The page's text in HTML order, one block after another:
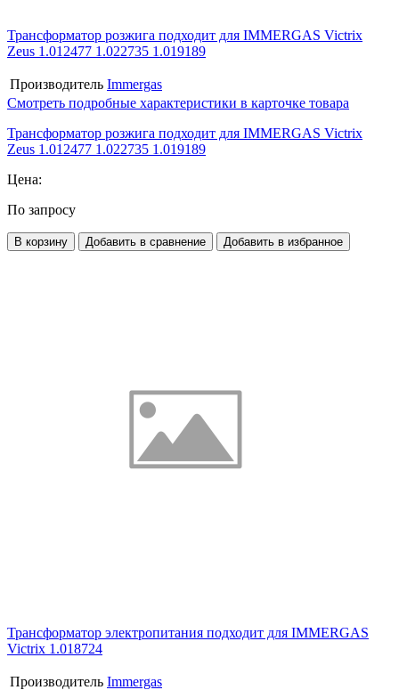
Трансформатор розжига подходит для IMMERGAS Victrix
Zeus 1.012477 1.022735 1.019189
Производитель Immergas
Смотреть подробные характеристики в карточке товара
Трансформатор розжига подходит для IMMERGAS Victrix
Zeus 1.012477 1.022735 1.019189
Цена:
По запросу
В корзину Добавить в сравнение Добавить в избранное
Трансформатор электропитания подходит для IMMERGAS
Victrix 1.018724
Производитель Immergas